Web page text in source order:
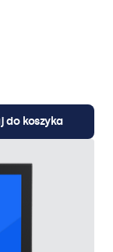
do koszyka